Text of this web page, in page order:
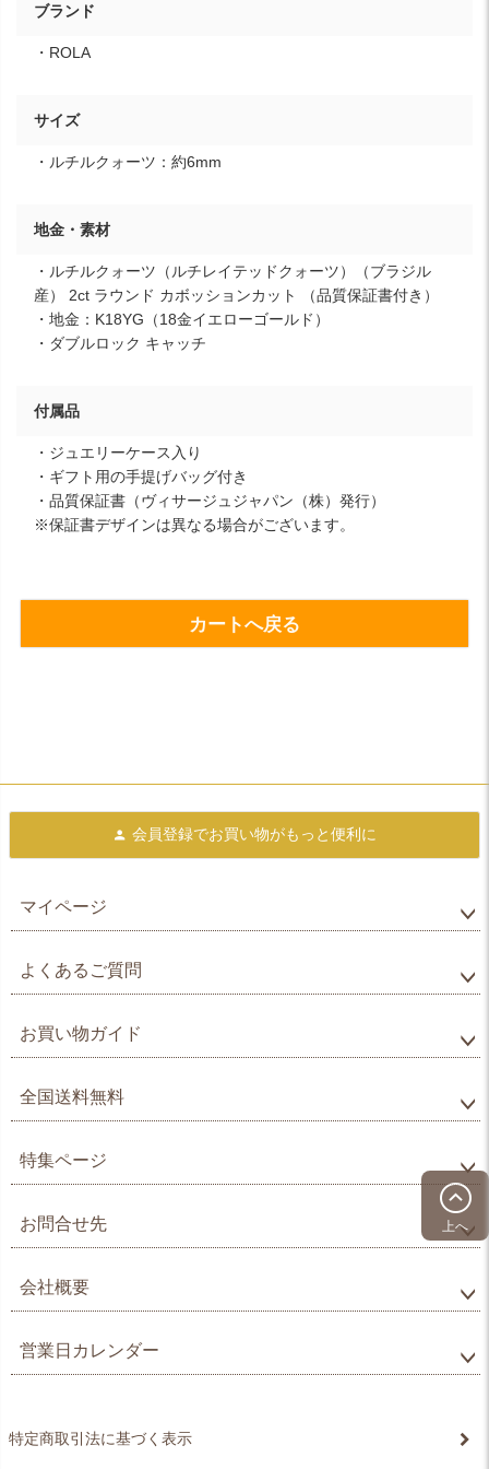
ブランド
・ROLA
サイズ
・ルチルクォーツ：約6mm
地金・素材
・ルチルクォーツ（ルチレイテッドクォーツ）（ブラジル
産） 2ct ラウンド カボッションカット （品質保証書付き）
・地金：K18YG（18金イエローゴールド）
・ダブルロック キャッチ
付属品
・ジュエリーケース入り
・ギフト用の手提げバッグ付き
・品質保証書（ヴィサージュジャパン（株）発行）
※保証書デザインは異なる場合がございます。
カートへ戻る
上へ
会員登録でお買い物がもっと便利に
マイページ
よくあるご質問
お買い物ガイド
全国送料無料
特集ページ
お問合せ先
会社概要
営業日カレンダー
特定商取引法に基づく表示